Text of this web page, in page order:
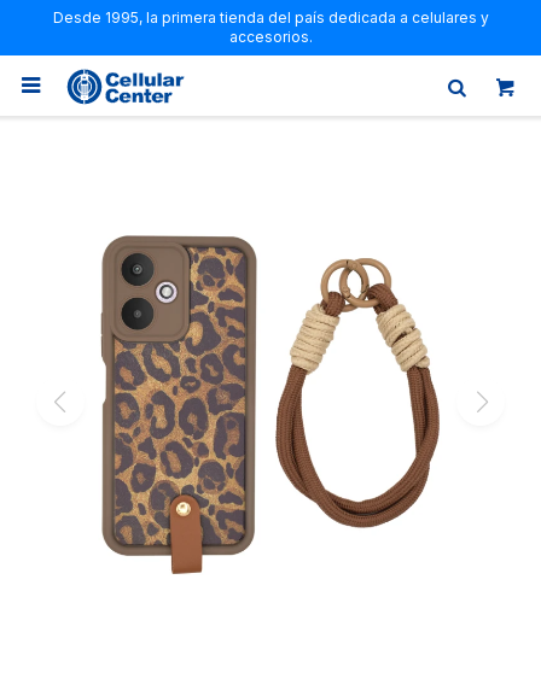
Desde 1995, la primera tienda del país dedicada a celulares y
accesorios.
